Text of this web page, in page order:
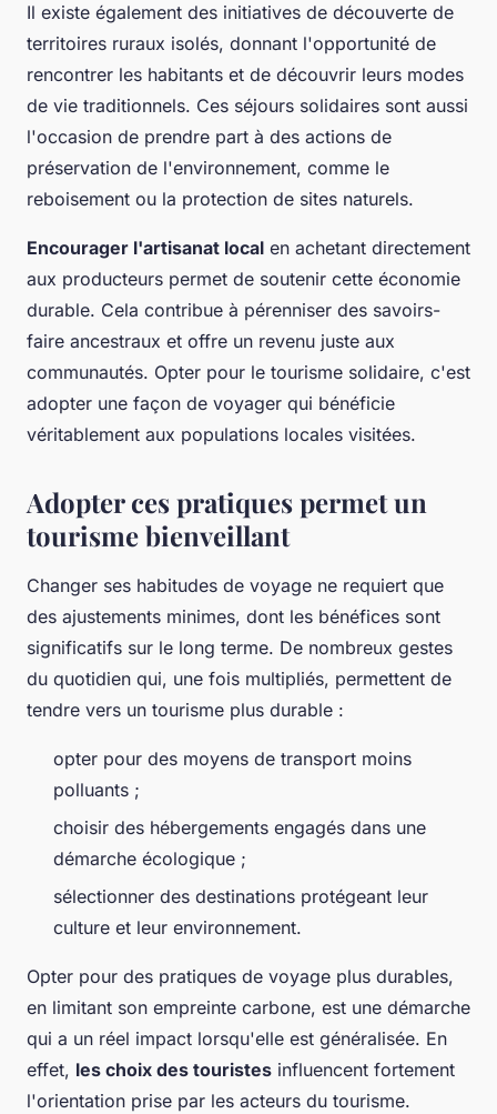
Il existe également des initiatives de découverte de
territoires ruraux isolés, donnant l'opportunité de
rencontrer les habitants et de découvrir leurs modes
de vie traditionnels. Ces séjours solidaires sont aussi
l'occasion de prendre part à des actions de
préservation de l'environnement, comme le
reboisement ou la protection de sites naturels.
Encourager l'artisanat local en achetant directement
aux producteurs permet de soutenir cette économie
durable. Cela contribue à pérenniser des savoirs-
faire ancestraux et offre un revenu juste aux
communautés. Opter pour le tourisme solidaire, c'est
adopter une façon de voyager qui bénéficie
véritablement aux populations locales visitées.
Adopter ces pratiques permet un
tourisme bienveillant
Changer ses habitudes de voyage ne requiert que
des ajustements minimes, dont les bénéfices sont
significatifs sur le long terme. De nombreux gestes
du quotidien qui, une fois multipliés, permettent de
tendre vers un tourisme plus durable :
opter pour des moyens de transport moins
polluants ;
choisir des hébergements engagés dans une
démarche écologique ;
sélectionner des destinations protégeant leur
culture et leur environnement.
Opter pour des pratiques de voyage plus durables,
en limitant son empreinte carbone, est une démarche
qui a un réel impact lorsqu'elle est généralisée. En
effet, les choix des touristes influencent fortement
l'orientation prise par les acteurs du tourisme.